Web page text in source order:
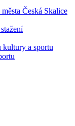
Česká Skalice
kultury a sportu